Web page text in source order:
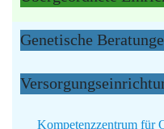
Genetische
Kompetenzzentrum für